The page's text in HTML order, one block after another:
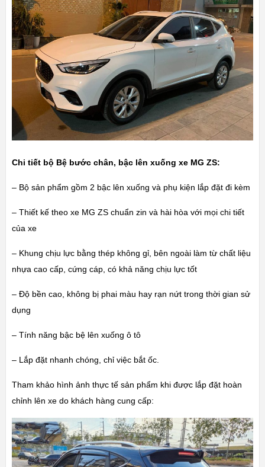
Chi tiết bộ Bệ bước chân, bậc lên xuống xe MG ZS:
– Bộ sản phẩm gồm 2 bậc lên xuống và phụ kiện lắp đặt đi kèm
– Thiết kế theo xe MG ZS chuẩn zin và hài hòa với mọi chi tiết
của xe
– Khung chịu lực bằng thép không gỉ, bên ngoài làm từ chất liệu
nhựa cao cấp, cứng cáp, có khả năng chịu lực tốt
– Độ bền cao, không bị phai màu hay rạn nứt trong thời gian sử
dụng
– Tính năng bậc bệ lên xuống ô tô
– Lắp đặt nhanh chóng, chỉ việc bắt ốc.
Tham khảo hình ảnh thực tế sản phẩm khi được lắp đặt hoàn
chỉnh lên xe do khách hàng cung cấp: